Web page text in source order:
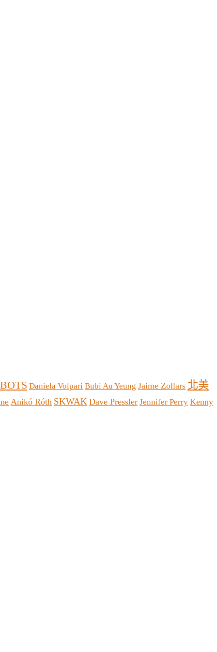
Daniela Volpari Bubi Au Yeung Jaime Zollars 北美
Anikó Róth SKWAK Dave Pressler Jennifer Perry Kenny